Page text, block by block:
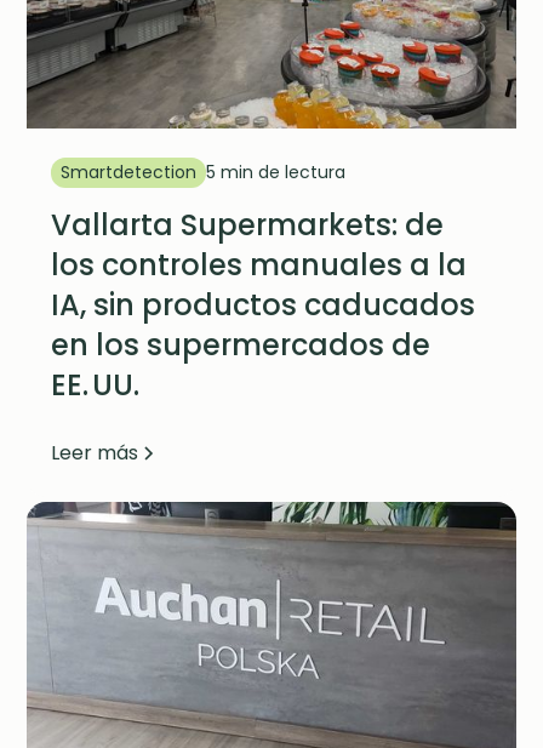
Smartdetection 5 min de lectura
Vallarta Supermarkets: de
los controles manuales a la
IA, sin productos caducados
en los supermercados de
EE. UU.
Leer más